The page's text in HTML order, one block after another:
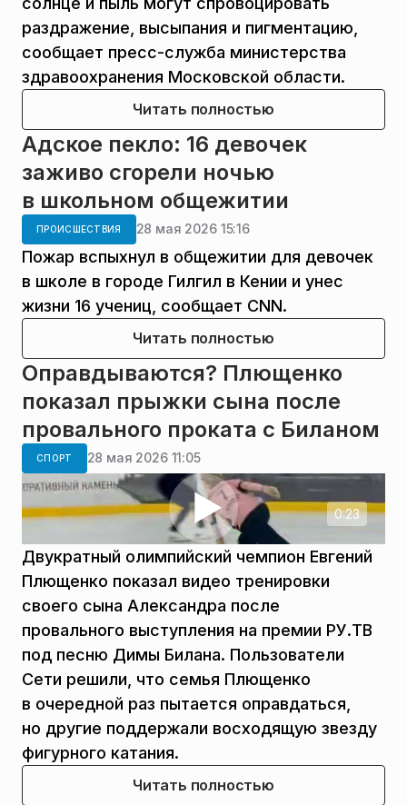
раздражение, высыпания и пигментацию,
сообщает пресс-служба министерства
здравоохранения Московской области.
Читать полностью
Адское пекло: 16 девочек
заживо сгорели ночью
в школьном общежитии
ПРОИСШЕСТВИЯ 28 мая 2026 15:16
Пожар вспыхнул в общежитии для девочек
в школе в городе Гилгил в Кении и унес
жизни 16 учениц, сообщает CNN.
Читать полностью
Оправдываются? Плющенко
показал прыжки сына после
провального проката с Биланом
СПОРТ 28 мая 2026 11:05
0:23
Двукратный олимпийский чемпион Евгений
Плющенко показал видео тренировки
своего сына Александра после
провального выступления на премии РУ.ТВ
под песню Димы Билана. Пользователи
Сети решили, что семья Плющенко
в очередной раз пытается оправдаться,
но другие поддержали восходящую звезду
фигурного катания.
Читать полностью